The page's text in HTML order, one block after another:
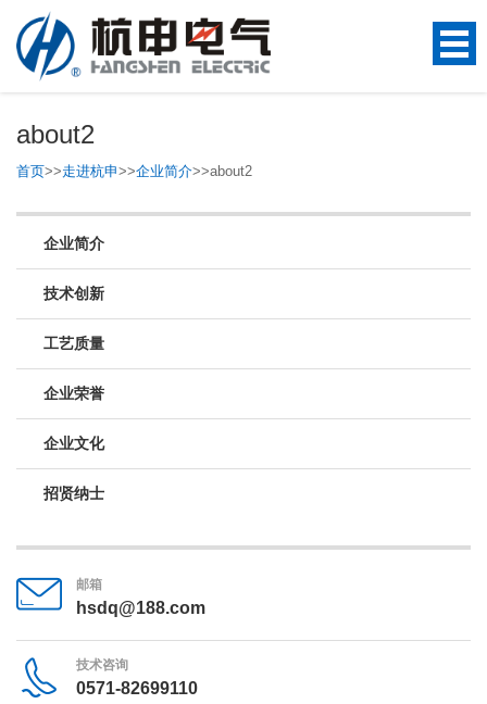
about2
首页>>走进杭申>>企业简介>>about2
企业简介
技术创新
工艺质量
企业荣誉
企业文化
招贤纳士
邮箱
hsdq@188.com
技术咨询
0571-82699110